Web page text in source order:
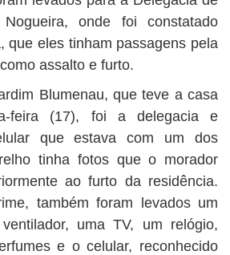
onde foi constatado
que eles tinham passagens pela
assalto e furto.
Blumenau, que teve a casa
feira (17), foi a delegacia e
que estava com um dos
tinha fotos que o morador
ao furto da residência.
também foram levados um
uma TV, um relógio,
e o celular, reconhecido